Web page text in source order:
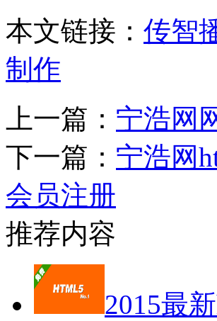
本文链接： 传智
制作
上一篇： 宁浩网
下一篇： 宁浩网
会员注册
推荐内容
2015最